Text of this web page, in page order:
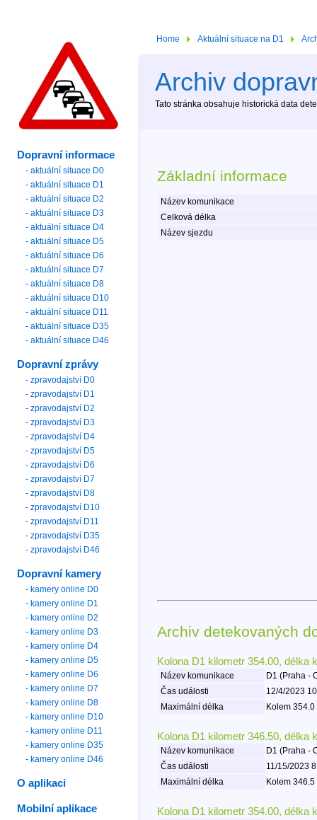
Home Aktuální situace na D1
Archiv
Tato stránka obsahuje historická data
Základní informace
Název komunikace
Celková délka
Název sjezdu
Archiv detekovaných
Kolona D1 kilometr 354.00, délka
Název komunikace
D1 (Praha -
Čas události
12/4/2023
Maximální délka
Kolem
Kolona D1 kilometr 346.50, délka
Název komunikace
D1 (Praha -
Čas události
11/15/2023
Maximální délka
Kolem
Kolona D1 kilometr 354.00, délka
Dopravní informace
- aktuální situace D0
- aktuální situace D1
- aktuální situace D2
- aktuální situace D3
- aktuální situace D4
- aktuální situace D5
- aktuální situace D6
- aktuální situace D7
- aktuální situace D8
- aktuální situace D10
- aktuální situace D11
- aktuální situace D35
- aktuální situace D46
Dopravní zprávy
- zpravodajství D0
- zpravodajství D1
- zpravodajství D2
- zpravodajství D3
- zpravodajství D4
- zpravodajství D5
- zpravodajství D6
- zpravodajství D7
- zpravodajství D8
- zpravodajství D10
- zpravodajství D11
- zpravodajství D35
- zpravodajství D46
Dopravní kamery
- kamery online D0
- kamery online D1
- kamery online D2
- kamery online D3
- kamery online D4
- kamery online D5
- kamery online D6
- kamery online D7
- kamery online D8
- kamery online D10
- kamery online D11
- kamery online D35
- kamery online D46
O aplikaci
Mobilní aplikace